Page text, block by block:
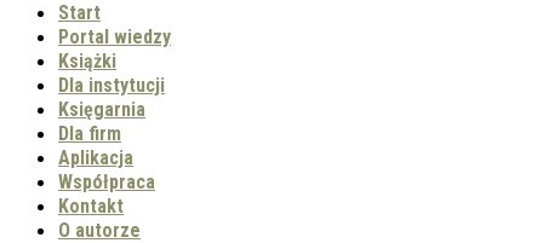
Start
Portal wiedzy
Książki
Dla instytucji
Księgarnia
Dla firm
Aplikacja
Współpraca
Kontakt
O autorze